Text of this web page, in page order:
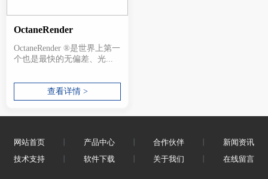
OctaneRender
OctaneRender ®是世界上第一
个也是最快的无偏差、光...
查看详情 >
网站首页 产品中心 合作伙伴
新闻资讯
技术支持
软件下载 关于我们 在线留言